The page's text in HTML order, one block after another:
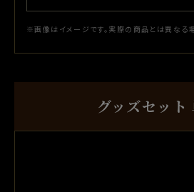
※画像はイメージです。実際の商品とは異なる
グッズセット